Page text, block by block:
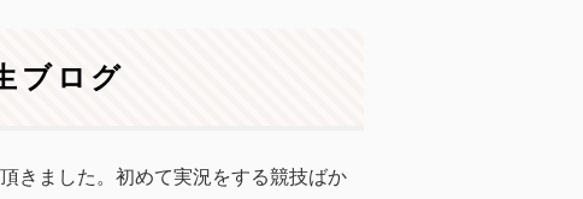
ブログ
きました。初めて実況をする競技ばか